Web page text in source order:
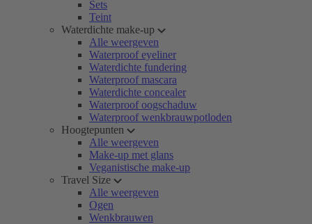
Sets
Teint
Waterdichte make-up
Alle weergeven
Waterproof eyeliner
Waterdichte fundering
Waterproof mascara
Waterdichte concealer
Waterproof oogschaduw
Waterproof wenkbrauwpotloden
Hoogtepunten
Alle weergeven
Make-up met glans
Veganistische make-up
Travel Size
Alle weergeven
Ogen
Wenkbrauwen